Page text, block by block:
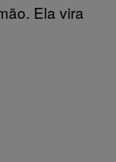
Ela vira